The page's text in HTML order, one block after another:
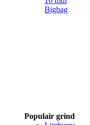
Bigbag
Populair grind